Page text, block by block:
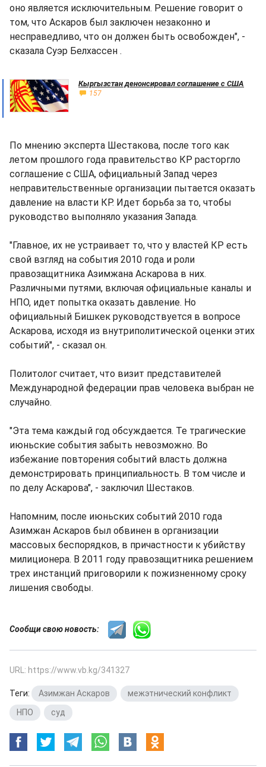
оно является исключительным. Решение говорит о
том, что Аскаров был заключен незаконно и
несправедливо, что он должен быть освобожден", -
сказала Суэр Белхассен .
Кыргызстан денонсировал соглашение с США
157
По мнению эксперта Шестакова, после того как
летом прошлого года правительство КР расторгло
соглашение с США, официальный Запад через
неправительственные организации пытается оказать
давление на власти КР. Идет борьба за то, чтобы
руководство выполняло указания Запада.
"Главное, их не устраивает то, что у властей КР есть
свой взгляд на события 2010 года и роли
правозащитника Азимжана Аскарова в них.
Различными путями, включая официальные каналы и
НПО, идет попытка оказать давление. Но
официальный Бишкек руководствуется в вопросе
Аскарова, исходя из внутриполитической оценки этих
событий", - сказал он.
Политолог считает, что визит представителей
Международной федерации прав человека выбран не
случайно.
"Эта тема каждый год обсуждается. Те трагические
июньские события забыть невозможно. Во
избежание повторения событий власть должна
демонстрировать принципиальность. В том числе и
по делу Аскарова", - заключил Шестаков.
Напомним, после июньских событий 2010 года
Азимжан Аскаров был обвинен в организации
массовых беспорядков, в причастности к убийству
милиционера. В 2011 году правозащитника решением
трех инстанций приговорили к пожизненному сроку
лишения свободы.
Сообщи свою новость:
URL: https://www.vb.kg/341327
Теги: Азимжан Аскаров межэтнический конфликт
НПО
суд